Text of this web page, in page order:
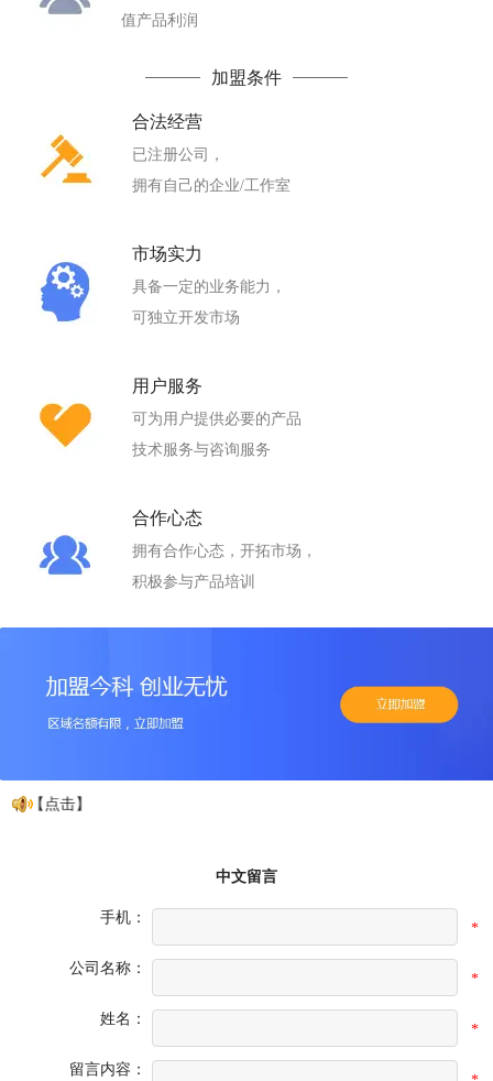
值产品利润
加盟条件
合法经营
已注册公司，
拥有自己的企业/工作室
市场实力
具备一定的业务能力，
可独立开发市场
用户服务
可为用户提供必要的产品
技术服务与咨询服务
合作心态
拥有合作心态，开拓市场，
积极参与产品培训
【点击】
中文留言
手机：
*
公司名称：
*
姓名：
*
留言内容：